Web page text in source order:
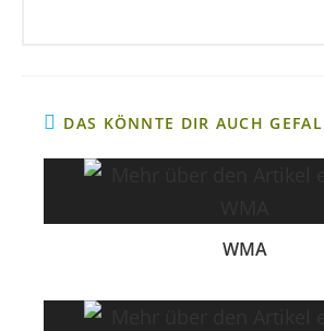
DAS KÖNNTE DIR AUCH
WMA